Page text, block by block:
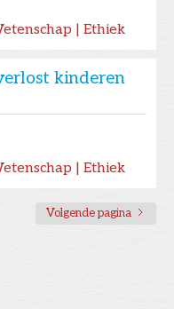
| Ethiek
kinderen
| Ethiek
Volgende pagina